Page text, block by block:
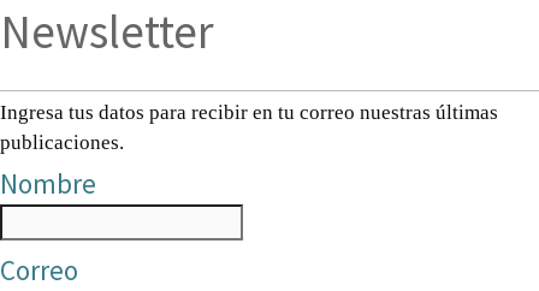
Newsletter
Ingresa tus datos para recibir en tu correo nuestras últimas
publicaciones.
Nombre
Correo